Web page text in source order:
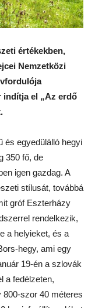
értékekben,
Nemzetközi
indítja el „Az erdő
és egyedülálló hegyi
350 fő, de
igen gazdag. A
stílusát, továbbá
gróf Eszterházy
rendelkezik,
a helyieket, és a
hegy, ami egy
19-én a szlovák
a fedélzeten,
szor 40 méteres